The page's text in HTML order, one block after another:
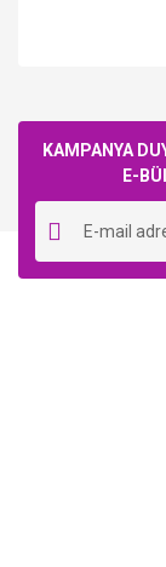
KAMPANYA
E-